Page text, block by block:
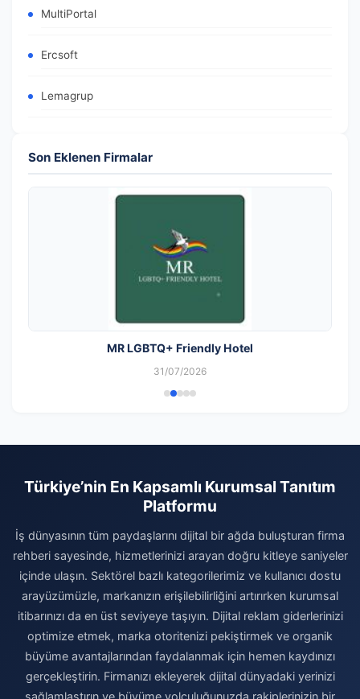
MultiPortal
Ercsoft
Lemagrup
Son Eklenen Firmalar
MR LGBTQ+ Friendly Hotel
31/07/2026
Türkiye’nin En Kapsamlı Kurumsal Tanıtım
Platformu
İş dünyasının tüm paydaşlarını dijital bir ağda buluşturan firma
rehberi sayesinde, hizmetlerinizi arayan doğru kitleye saniyeler
içinde ulaşın. Sektörel bazlı kategorilerimiz ve kullanıcı dostu
arayüzümüzle, markanızın erişilebilirliğini artırırken kurumsal
itibarınızı da en üst seviyeye taşıyın. Dijital reklam giderlerinizi
optimize etmek, marka otoritenizi pekiştirmek ve organik
büyüme avantajlarından faydalanmak için hemen kaydınızı
gerçekleştirin. Firmanızı ekleyerek dijital dünyadaki yerinizi
sağlamlaştırın ve büyüme yolculuğunuzda rakiplerinizin bir